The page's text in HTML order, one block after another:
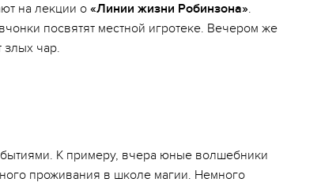
на лекции о «Линии жизни Робинзона».
посвятят местной игротеке. Вечером же
злых чар.
К примеру, вчера юные волшебники
проживания в школе магии. Немного